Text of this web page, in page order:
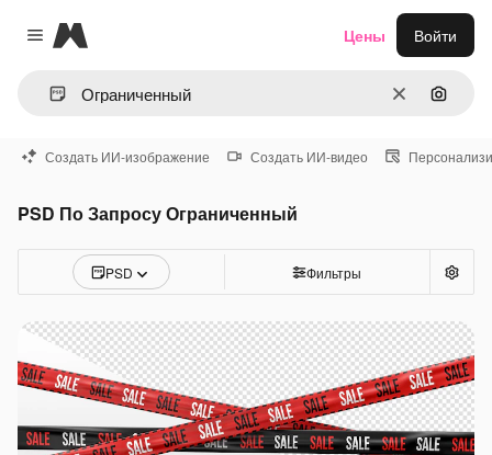
Close menu
Magnific
ОчиститьПоиск
Цены Войти
Создать ИИ-изображение Создать ИИ-видео
PSD По Запросу Ограниченный
PSD Фильтры